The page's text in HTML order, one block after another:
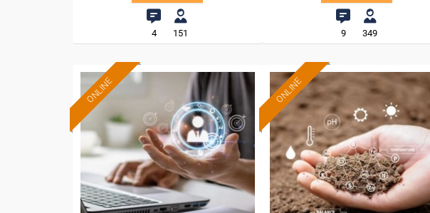
4 151 9 349
ONLINE
Formación 100%
subvencionada.
Para desempleados,
trabajadores y autónomos.
Sector
-Otros Servicios.
ONLINE
Formación 100%
subvencionada.
Para desempleados,
trabajadores y autónomos.
Sector
-Agricultura y Ganadería.